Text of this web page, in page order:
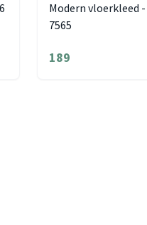
Modern vloerkleed
7565
189